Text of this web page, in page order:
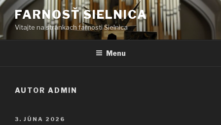
Prejsť
obsah
FARNOSŤ SIELNICA
Vitajte na stránkach farnosti Sielnica
Menu
AUTOR ADMIN
PUBLIKOVANÉ
3. JÚNA 2026